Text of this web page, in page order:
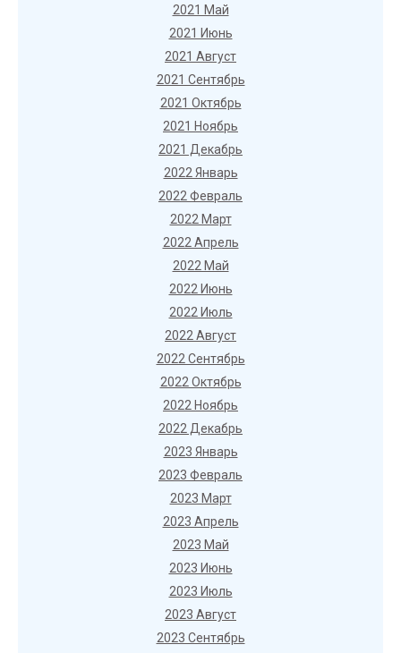
2021 Май
2021 Июнь
2021 Август
2021 Сентябрь
2021 Октябрь
2021 Ноябрь
2021 Декабрь
2022 Январь
2022 Февраль
2022 Март
2022 Апрель
2022 Май
2022 Июнь
2022 Июль
2022 Август
2022 Сентябрь
2022 Октябрь
2022 Ноябрь
2022 Декабрь
2023 Январь
2023 Февраль
2023 Март
2023 Апрель
2023 Май
2023 Июнь
2023 Июль
2023 Август
2023 Сентябрь